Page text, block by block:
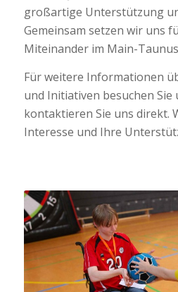
großartige Unterstützung
Gemeinsam setzen wir uns
Miteinander im Main-
Für weitere Informationen
und Initiativen besuchen Sie
kontaktieren Sie uns direkt.
Interesse und Ihre